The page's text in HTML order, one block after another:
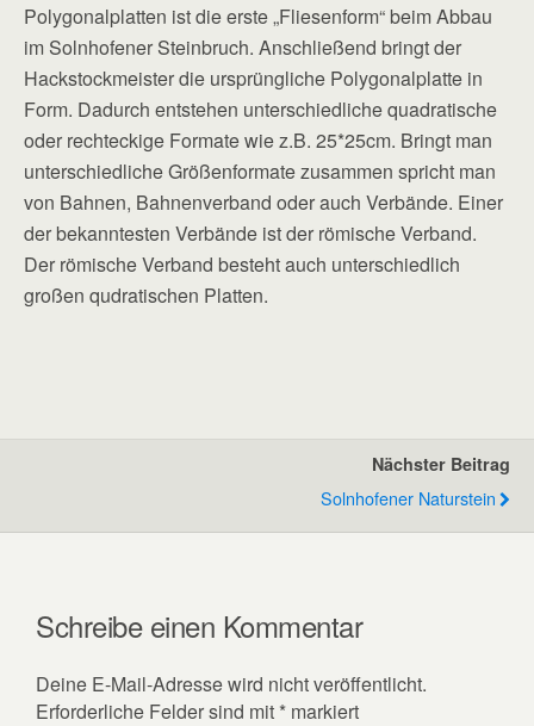
Polygonalplatten ist die erste „Fliesenform“ beim Abbau
im Solnhofener Steinbruch. Anschließend bringt der
Hackstockmeister die ursprüngliche Polygonalplatte in
Form. Dadurch entstehen unterschiedliche quadratische
oder rechteckige Formate wie z.B. 25*25cm. Bringt man
unterschiedliche Größenformate zusammen spricht man
von Bahnen, Bahnenverband oder auch Verbände. Einer
der bekanntesten Verbände ist der römische Verband.
Der römische Verband besteht auch unterschiedlich
großen qudratischen Platten.
Nächster Beitrag
Solnhofener Naturstein
Schreibe einen Kommentar
Deine E-Mail-Adresse wird nicht veröffentlicht.
Erforderliche Felder sind mit * markiert